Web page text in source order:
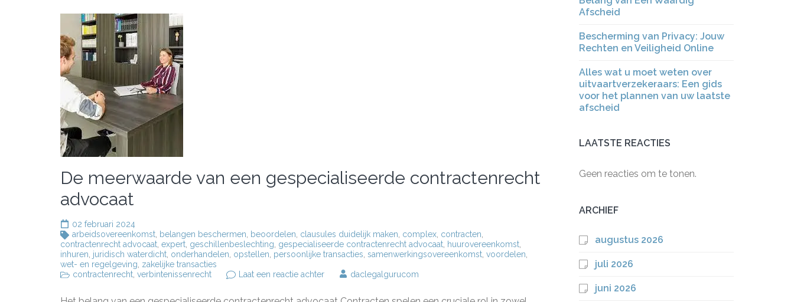
De meerwaarde van een gespecialiseerde contractenrecht
advocaat
02 februari 2024
arbeidsovereenkomst belangen beschermen beoordelen clausules duidelijk maken complex contracten
contractenrecht advocaat expert geschillenbeslechting gespecialiseerde contractenrecht advocaat huurovereenkomst
inhuren juridisch waterdicht onderhandelen opstellen persoonlijke transacties samenwerkingsovereenkomst voordelen
wet- en regelgeving zakelijke transacties
contractenrecht verbintenissenrecht Laat een reactie achterop
daclegalgurucom
Afscheid
Bescherming van Privacy: Jouw
Rechten en Veiligheid Online
Alles wat u moet weten over
uitvaartverzekeraars: Een gids
voor het plannen van uw laatste
afscheid
LAATSTE REACTIES
Geen reacties om te tonen.
ARCHIEF
augustus 2026
juli 2026
juni 2026